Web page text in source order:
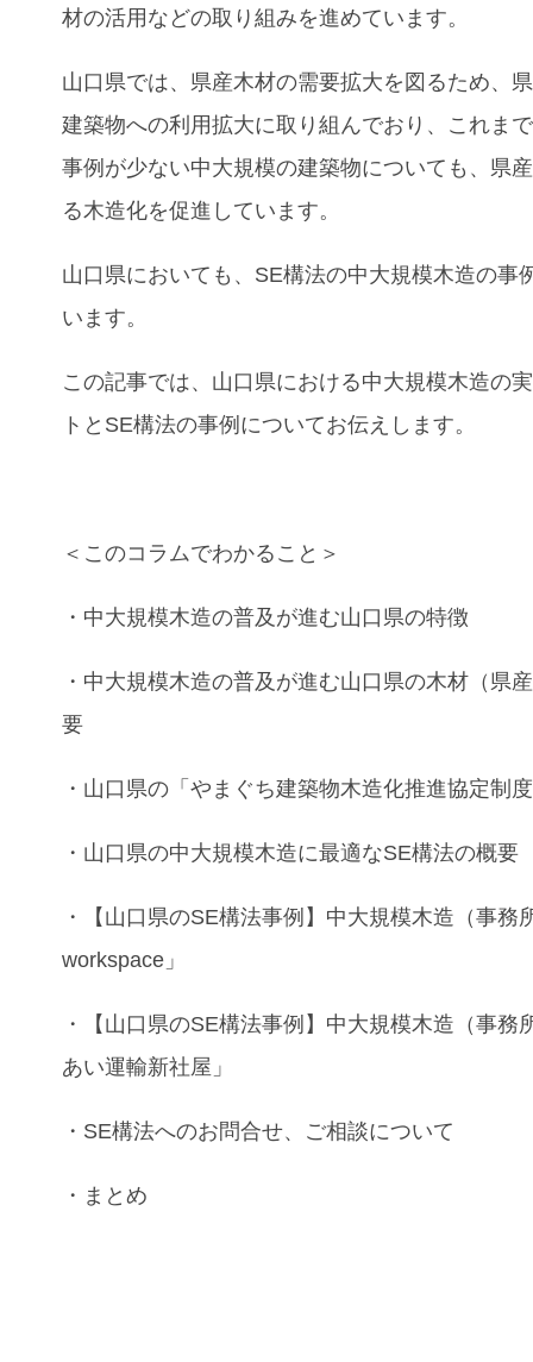
材の活用などの取り組みを進めています。
山口県では、県産木材の需要拡大を図るため、
建築物への利用拡大に取り組んでおり、これま
事例が少ない中大規模の建築物についても、県
る木造化を促進しています。
山口県においても、SE構法の中大規模木造の事
います。
この記事では、 山口県における中大規模木造の
トとSE構法の事例 についてお伝えします。
＜このコラムでわかること＞
・ 中大規模木造の普及が進む山口県の特徴
・ 中大規模木造の普及が進む山口県の木材（県
要
・ 山口県の 「やまぐち建築物木造化推進協定制
・ 山口県の中大規模木造に最適なSE構法の概要
・
【山口県のSE構法事例】中大規模木造（事務
workspace」
・
【山口県のSE構法事例】中大規模木造（事務
あい運輸新社屋」
・ SE構法へのお問合せ、ご相談について
・まとめ